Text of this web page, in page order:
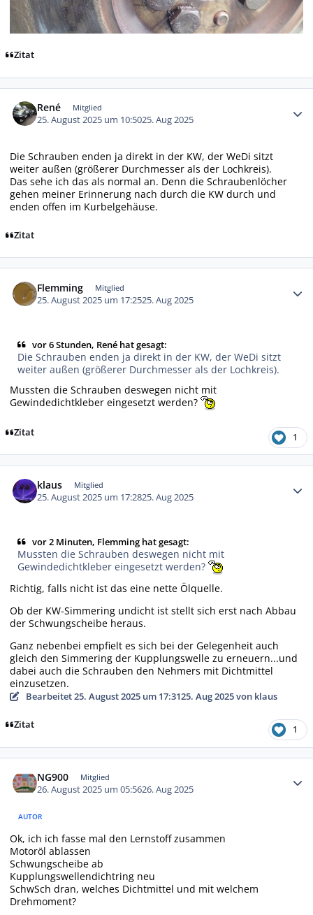
Zitat
René Mitglied
25. August 2025 um 10:5025. Aug 2025
Die Schrauben enden ja direkt in der KW, der WeDi sitzt
weiter außen (größerer Durchmesser als der Lochkreis).
Das sehe ich das als normal an. Denn die Schraubenlöcher
gehen meiner Erinnerung nach durch die KW durch und
enden offen im Kurbelgehäuse.
Zitat
Flemming Mitglied
25. August 2025 um 17:2525. Aug 2025
vor 6 Stunden, René hat gesagt:
Die Schrauben enden ja direkt in der KW, der WeDi sitzt
weiter außen (größerer Durchmesser als der Lochkreis).
Mussten die Schrauben deswegen nicht mit
Gewindedichtkleber eingesetzt werden?
Zitat 1
klaus Mitglied
25. August 2025 um 17:2825. Aug 2025
vor 2 Minuten, Flemming hat gesagt:
Mussten die Schrauben deswegen nicht mit
Gewindedichtkleber eingesetzt werden?
Richtig, falls nicht ist das eine nette Ölquelle.
Ob der KW-Simmering undicht ist stellt sich erst nach Abbau
der Schwungscheibe heraus.
Ganz nebenbei empfielt es sich bei der Gelegenheit auch
gleich den Simmering der Kupplungswelle zu erneuern...und
dabei auch die Schrauben den Nehmers mit Dichtmittel
einzusetzen.
Bearbeitet25. August 2025 um 17:3125. Aug 2025von klaus
Zitat 1
NG900 Mitglied
26. August 2025 um 05:5626. Aug 2025
AUTOR
Ok, ich ich fasse mal den Lernstoff zusammen
Motoröl ablassen
Schwungscheibe ab
Kupplungswellendichtring neu
SchwSch dran, welches Dichtmittel und mit welchem
Drehmoment?